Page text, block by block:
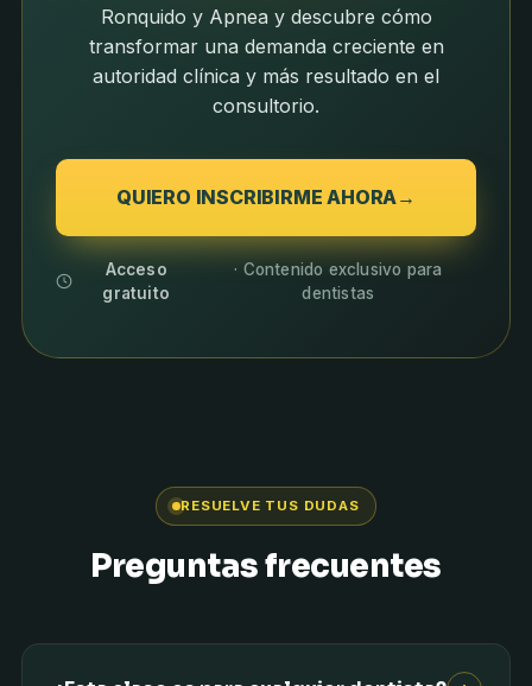
Ronquido y Apnea y descubre cómo
transformar una demanda creciente en
autoridad clínica y más resultado en el
consultorio.
QUIERO INSCRIBIRME AHORA→
Acceso
gratuito
· Contenido exclusivo para
dentistas
RESUELVE TUS DUDAS
Preguntas frecuentes